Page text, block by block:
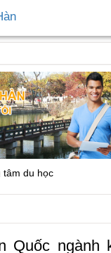
tâm du học
Quốc ngành